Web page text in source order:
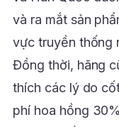
và ra mắt sản
vực truyền thống
Đồng thời, hãng
thích các lý do
phí hoa hồng